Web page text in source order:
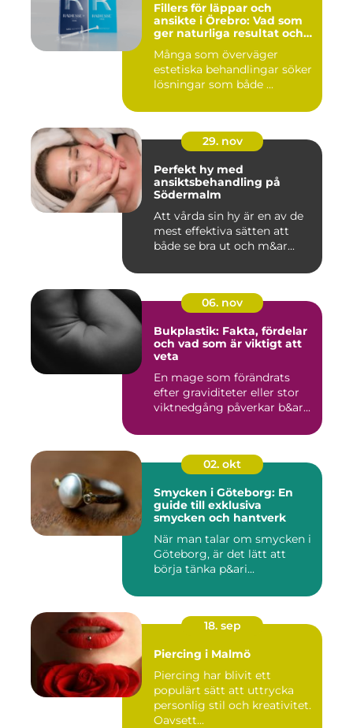
Fillers för läppar och
ansikte i Örebro: Vad som
ger naturliga resultat och
Många som överväger
estetiska behandlingar söker
lösningar som både ...
29. nov
Perfekt hy med
ansiktsbehandling på
Södermalm
Att vårda sin hy är en av de
mest effektiva sätten att
både se bra ut och m&ar...
06. nov
Bukplastik: Fakta, fördelar
och vad som är viktigt att
veta
En mage som förändrats
efter graviditeter eller stor
viktnedgång påverkar b&ar...
02. okt
Smycken i Göteborg: En
guide till exklusiva
smycken och hantverk
När man talar om smycken i
Göteborg, är det lätt att
börja tänka p&ari...
18. sep
Piercing i Malmö
Piercing har blivit ett
populärt sätt att uttrycka
personlig stil och kreativitet.
Oavsett...